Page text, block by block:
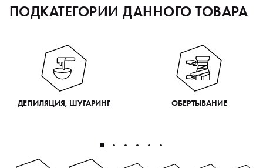
ПОДКАТЕГОРИИ ДАННОГО ТОВАРА
ДЕПИЛЯЦИЯ, ШУГАРИНГ ОБЕРТЫВАНИЕ